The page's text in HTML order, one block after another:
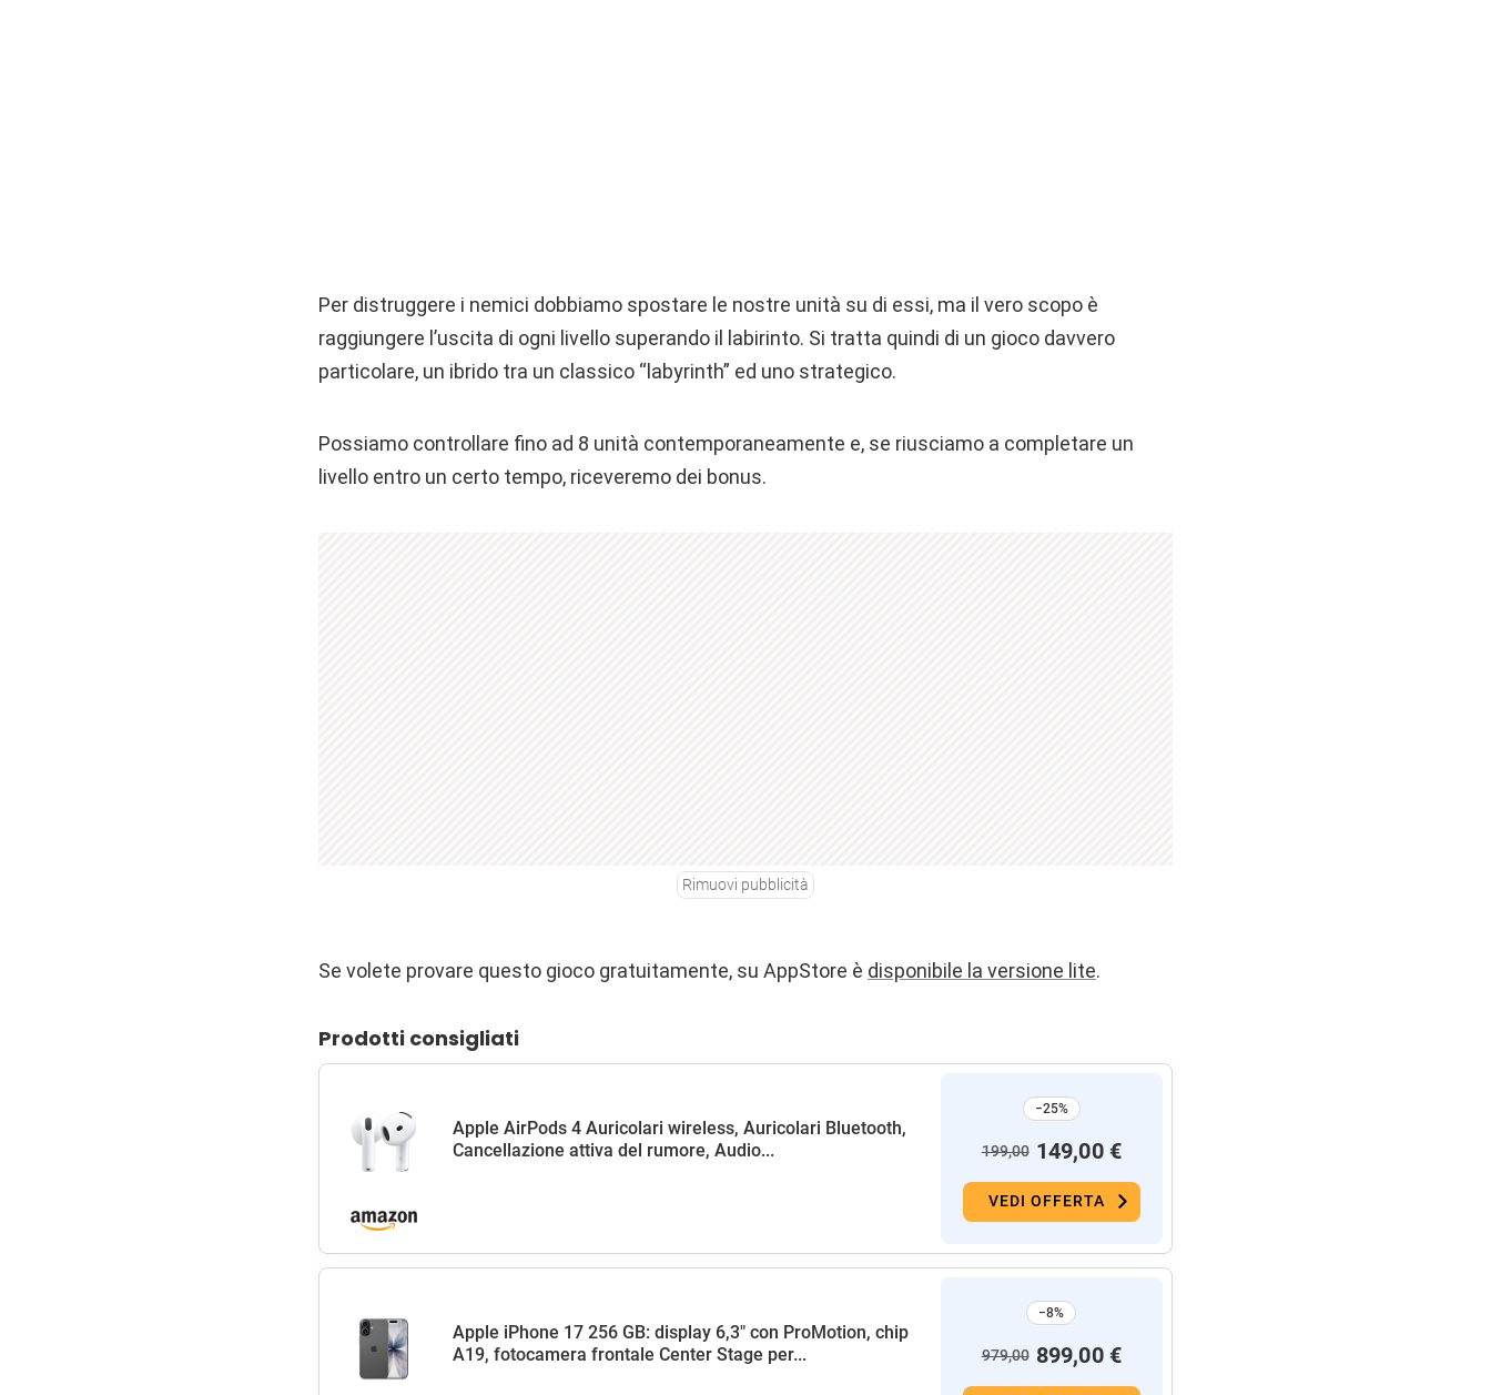
Per distruggere i nemici dobbiamo spostare le nostre unità su di essi, ma il vero scopo è
raggiungere l’uscita di ogni livello superando il labirinto. Si tratta quindi di un gioco davvero
particolare, un ibrido tra un classico “labyrinth” ed uno strategico.
Possiamo controllare fino ad 8 unità contemporaneamente e, se riusciamo a completare un
livello entro un certo tempo, riceveremo dei bonus.
Rimuovi pubblicità
Se volete provare questo gioco gratuitamente, su AppStore è disponibile la versione lite.
Prodotti consigliati
Apple AirPods 4 Auricolari wireless, Auricolari Bluetooth,
Cancellazione attiva del rumore, Audio...
−25%
199,00 149,00 €
VEDI OFFERTA
Apple iPhone 17 256 GB: display 6,3" con ProMotion, chip
A19, fotocamera frontale Center Stage per...
−8%
979,00 899,00 €